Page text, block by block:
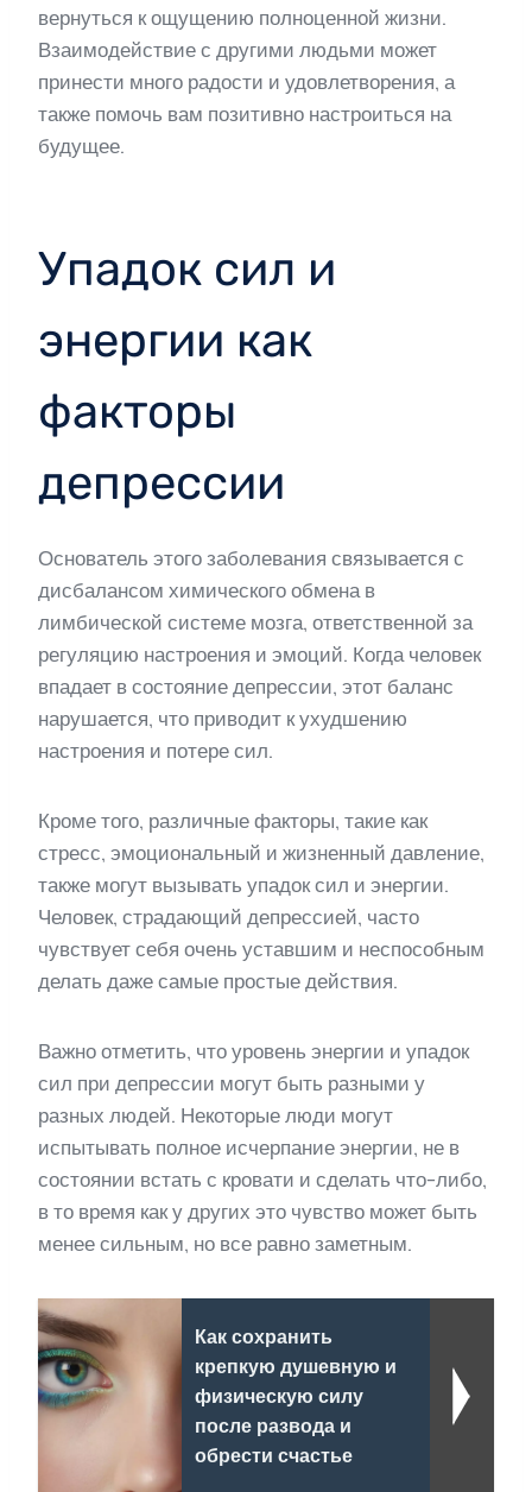
вернуться к ощущению полноценной жизни.
Взаимодействие с другими людьми может
принести много радости и удовлетворения, а
также помочь вам позитивно настроиться на
будущее.
Упадок сил и
энергии как
факторы
депрессии
Основатель этого заболевания связывается с
дисбалансом химического обмена в
лимбической системе мозга, ответственной за
регуляцию настроения и эмоций. Когда человек
впадает в состояние депрессии, этот баланс
нарушается, что приводит к ухудшению
настроения и потере сил.
Кроме того, различные факторы, такие как
стресс, эмоциональный и жизненный давление,
также могут вызывать упадок сил и энергии.
Человек, страдающий депрессией, часто
чувствует себя очень уставшим и неспособным
делать даже самые простые действия.
Важно отметить, что уровень энергии и упадок
сил при депрессии могут быть разными у
разных людей. Некоторые люди могут
испытывать полное исчерпание энергии, не в
состоянии встать с кровати и сделать что-либо,
в то время как у других это чувство может быть
менее сильным, но все равно заметным.
Как сохранить
крепкую душевную и
физическую силу
после развода и
обрести счастье